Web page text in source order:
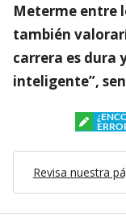
Meterme entre
también
carrera es dura
inteligente”,
Revisa nuestra